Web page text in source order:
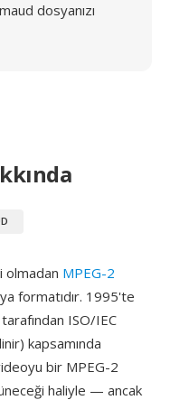
dosyanızı
olmadan MPEG-2
formatıdır. 1995'te
ISO/IEC
kapsamında
bir MPEG-2
haliyle — ancak